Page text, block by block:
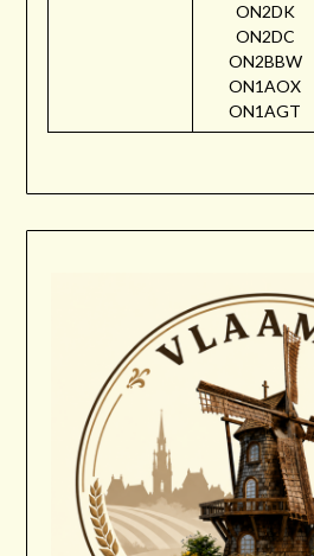
ON2DK
ON2DC
ON2BBW
ON1AOX
ON1AGT